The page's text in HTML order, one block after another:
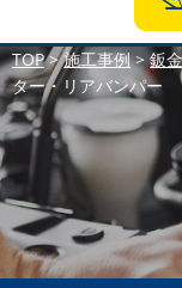
TOP>施工事例>鈑
ター・リアバンパー